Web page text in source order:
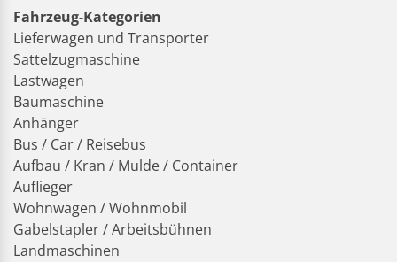
Fahrzeug-Kategorien
Lieferwagen und Transporter
Sattelzugmaschine
Lastwagen
Baumaschine
Anhänger
Bus / Car / Reisebus
Aufbau / Kran / Mulde / Container
Auflieger
Wohnwagen / Wohnmobil
Gabelstapler / Arbeitsbühnen
Landmaschinen